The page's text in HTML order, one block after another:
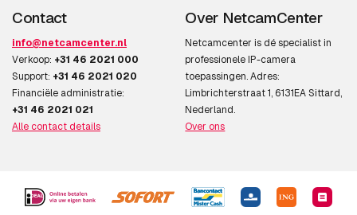
Contact
info@netcamcenter.nl
Verkoop: +31 46 2021 000
Support: +31 46 2021 020
Financiële administratie:
+31 46 2021 021
Alle contact details
Over NetcamCenter
Netcamcenter is dé specialist in
professionele IP-camera
toepassingen. Adres:
Limbrichterstraat 1, 6131EA Sittard,
Nederland.
Over ons